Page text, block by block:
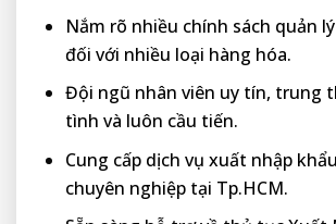
Nắm rõ nhiều chính sách quản
đối với nhiều loại hàng hóa.
Đội ngũ nhân viên uy tín, trung
tình và luôn cầu tiến.
Cung cấp dịch vụ xuất nhập
chuyên nghiệp tại Tp.HCM.